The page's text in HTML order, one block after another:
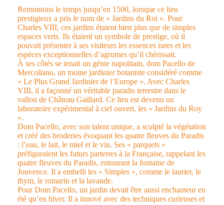
Remontons le temps jusqu’en 1500, lorsque ce lieu
prestigieux a pris le nom de « Jardins du Roi ». Pour
Charles VIII, ces jardins étaient bien plus que de simples
espaces verts. Ils étaient un symbole de prestige, où il
pouvait présenter à ses visiteurs les essences rares et les
espèces exceptionnelles d’agrumes qu’il chérissait.
À ses côtés se tenait un génie napolitain, dom Pacello de
Mercoliano, un moine jardinier botaniste considéré comme
« Le Plus Grand Jardinier de l’Europe ». Avec Charles
VIII, il a façonné un véritable paradis terrestre dans le
vallon de Château Gaillard. Ce lieu est devenu un
laboratoire expérimental à ciel ouvert, les « Jardins du Roy
».
Dom Pacello, avec son talent unique, a sculpté la végétation
et créé des broderies évoquant les quatre fleuves du Paradis
: l’eau, le lait, le miel et le vin. Ses « parquets »
préfiguraient les futurs parterres à la Française, rappelant les
quatre fleuves du Paradis, entourant la fontaine de
Jouvence. Il a embelli les « Simples », comme le laurier, le
thym, le romarin et la lavande.
Pour Dom Pacello, un jardin devait être aussi enchanteur en
été qu’en hiver. Il a innové avec des techniques curieuses et